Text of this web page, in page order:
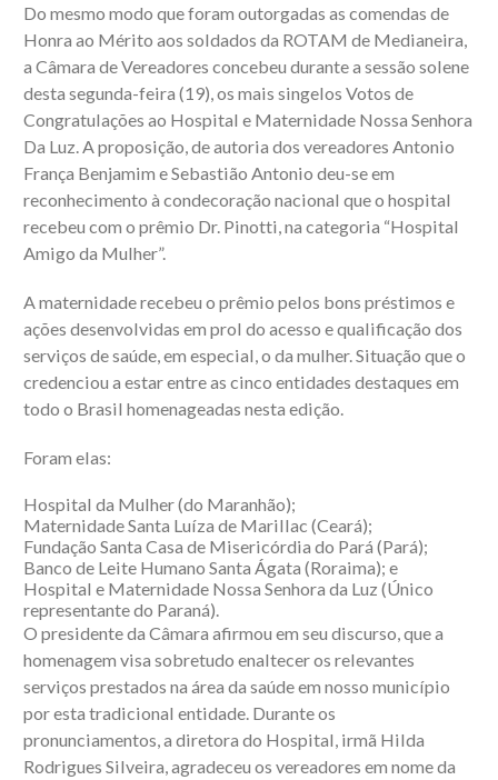
Do mesmo modo que foram outorgadas as comendas de
Honra ao Mérito aos soldados da ROTAM de Medianeira,
a Câmara de Vereadores concebeu durante a sessão solene
desta segunda-feira (19), os mais singelos Votos de
Congratulações ao Hospital e Maternidade Nossa Senhora
Da Luz. A proposição, de autoria dos vereadores Antonio
França Benjamim e Sebastião Antonio deu-se em
reconhecimento à condecoração nacional que o hospital
recebeu com o prêmio Dr. Pinotti, na categoria “Hospital
Amigo da Mulher”.
A maternidade recebeu o prêmio pelos bons préstimos e
ações desenvolvidas em prol do acesso e qualificação dos
serviços de saúde, em especial, o da mulher. Situação que o
credenciou a estar entre as cinco entidades destaques em
todo o Brasil homenageadas nesta edição.
Foram elas:
Hospital da Mulher (do Maranhão);
Maternidade Santa Luíza de Marillac (Ceará);
Fundação Santa Casa de Misericórdia do Pará (Pará);
Banco de Leite Humano Santa Ágata (Roraima); e
Hospital e Maternidade Nossa Senhora da Luz (Único
representante do Paraná).
O presidente da Câmara afirmou em seu discurso, que a
homenagem visa sobretudo enaltecer os relevantes
serviços prestados na área da saúde em nosso município
por esta tradicional entidade. Durante os
pronunciamentos, a diretora do Hospital, irmã Hilda
Rodrigues Silveira, agradeceu os vereadores em nome da